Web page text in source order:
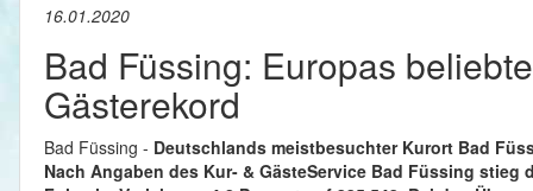
16.01.2020
Bad Füssing: Europas
Gästerekord
Bad Füssing - Deutschlands meistbesuchter Kurort Bad
Nach Angaben des Kur- & GästeService Bad Füssing stieg